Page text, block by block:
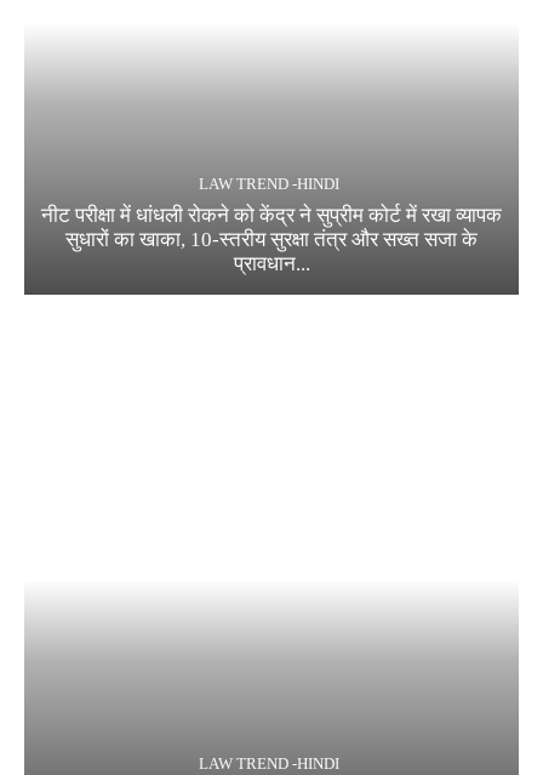
LAW TREND -HINDI
नीट परीक्षा में धांधली रोकने को केंद्र ने सुप्रीम कोर्ट में रखा व्यापक
सुधारों का खाका, 10-स्तरीय सुरक्षा तंत्र और सख्त सजा के
प्रावधान...
LAW TREND -HINDI